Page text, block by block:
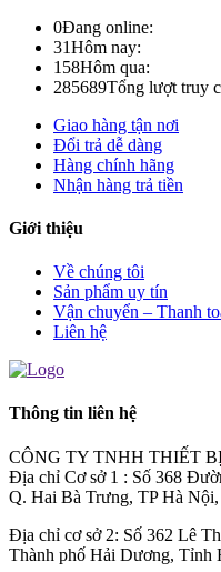
0Đang online:
31Hôm nay:
158Hôm qua:
285689Tổng lượt truy
Giao hàng tận nơi
Đổi trả dễ dàng
Hàng chính hãng
Nhận hàng trả tiền
Giới thiệu
Về chúng tôi
Sản phẩm uy tín
Vận chuyển – Thanh
Liên hệ
Thông tin liên hệ
CÔNG TY TNHH THIẾT
Địa chỉ Cơ sở 1 : Số 368
Q. Hai Bà Trưng, TP Hà
Địa chỉ cơ sở 2: Số 362 Lê
Thành phố Hải Dương, Tỉnh